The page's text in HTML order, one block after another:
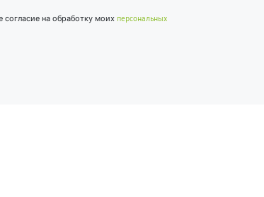
на обработку моих персональных